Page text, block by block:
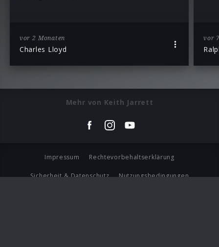
vor 2 Monaten
Charles Lloyd
vor
Mehr von Keith Jarrett
Impressum Rechtevorbehaltserklärung
Sicherheit & Datenschutz Nutzungsbedingungen